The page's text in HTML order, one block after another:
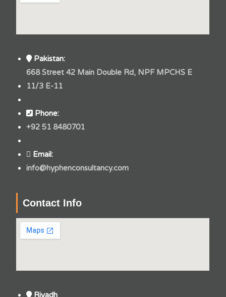
Pakistan:
668 Street 42 Main Double Rd, NPF MPCHS E
11/3 E-11
Phone:
+92 51 8480701
Email:
info@hyphenconsultancy.com
Contact Info
Riyadh